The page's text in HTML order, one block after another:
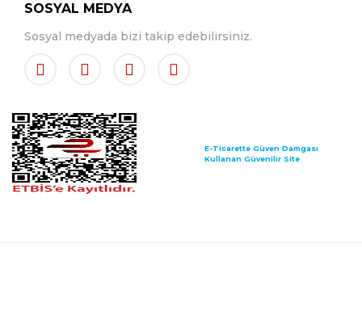
SOSYAL MEDYA
Sosyal medyada bizi takip edebilirsiniz.
E-Ticarette Güven Damgası
Kullanan Güvenilir Site